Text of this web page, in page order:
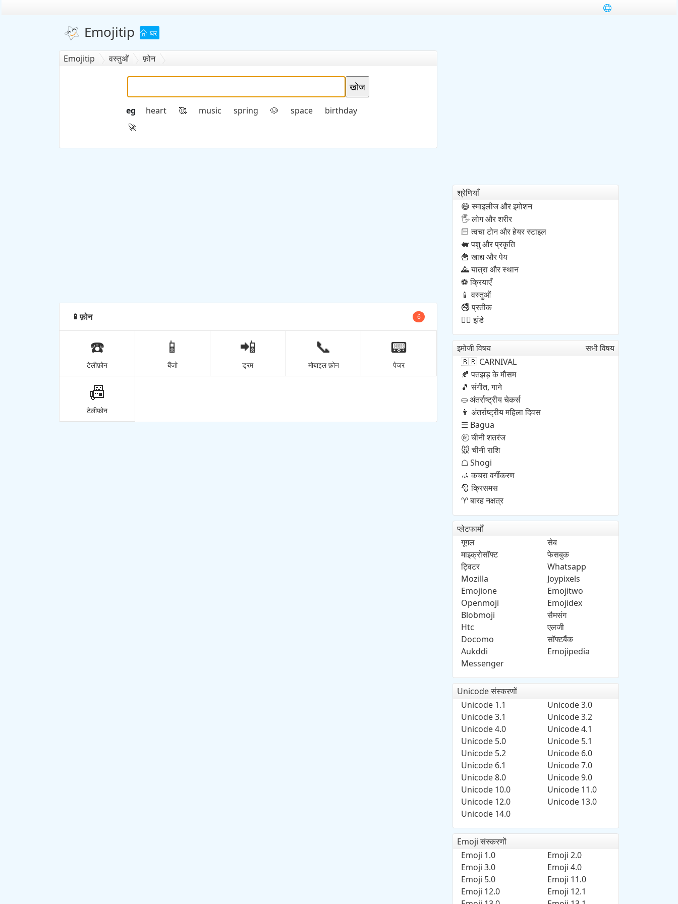
Emojitip घर
Emojitip वस्तुओं फ़ोन
eg heart 🥰 music spring 🐶 space birthday
🚀
📱फ़ोन 6
☎️
टेलीफ़ोन
📱
बैंजो
📲
ड्रम
📞
मोबाइल फ़ोन
📟
पेजर
📠
टेलीफ़ोन
श्रेणियाँ
😄 स्माइलीज और इमोशन
🖐️लोग और शरीर
🏻 त्वचा टोन और हेयर स्टाइल
🐖 पशु और प्रकृति
🍟 खाद्य और पेय
🌄यात्रा और स्थान
⚽ क्रियाएँ
📱 वस्तुओं
🚭प्रतीक
🏳️‍🌈 झंडे
इमोजी विषय सभी विषय
🇧🇷 CARNIVAL
🍂 पतझड़ के मौसम
🎵 संगीत, गाने
⛀ अंतर्राष्ट्रीय चेकर्स
👩 अंतर्राष्ट्रीय महिला दिवस
☰ Bagua
🩠चीनी शतरंज
🐭 चीनी राशि
☖ Shogi
🚮 कचरा वर्गीकरण
🎅 क्रिसमस
♈बारह नक्षत्र
प्लेटफार्मों
गूगल
सेब
माइक्रोसॉफ्ट
फेसबुक
ट्विटर
Whatsapp
Mozilla
Joypixels
Emojione
Emojitwo
Openmoji
Emojidex
Blobmoji
सैमसंग
Htc
एलजी
Docomo
सॉफ्टबैंक
Aukddi
Emojipedia
Messenger
Unicode संस्करणों
Unicode 1.1
Unicode 3.0
Unicode 3.1
Unicode 3.2
Unicode 4.0
Unicode 4.1
Unicode 5.0
Unicode 5.1
Unicode 5.2
Unicode 6.0
Unicode 6.1
Unicode 7.0
Unicode 8.0
Unicode 9.0
Unicode 10.0
Unicode 11.0
Unicode 12.0
Unicode 13.0
Unicode 14.0
Emoji संस्करणों
Emoji 1.0
Emoji 2.0
Emoji 3.0
Emoji 4.0
Emoji 5.0
Emoji 11.0
Emoji 12.0
Emoji 12.1